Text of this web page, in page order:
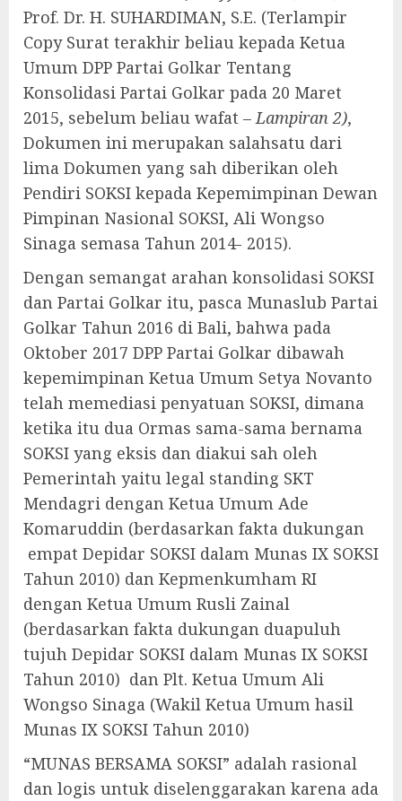
Prof. Dr. H. SUHARDIMAN, S.E. (Terlampir
Copy Surat terakhir beliau kepada Ketua
Umum DPP Partai Golkar Tentang
Konsolidasi Partai Golkar pada 20 Maret
2015, sebelum beliau wafat –Lampiran 2),
Dokumen ini merupakan salahsatu dari
lima Dokumen yang sah diberikan oleh
Pendiri SOKSI kepada Kepemimpinan Dewan
Pimpinan Nasional SOKSI, Ali Wongso
Sinaga semasa Tahun 2014- 2015).
Dengan semangat arahan konsolidasi SOKSI
dan Partai Golkar itu, pasca Munaslub Partai
Golkar Tahun 2016 di Bali, bahwa pada
Oktober 2017 DPP Partai Golkar dibawah
kepemimpinan Ketua Umum Setya Novanto
telah memediasi penyatuan SOKSI, dimana
ketika itu dua Ormas sama-sama bernama
SOKSI yang eksis dan diakui sah oleh
Pemerintah yaitu legal standing SKT
Mendagri dengan Ketua Umum Ade
Komaruddin (berdasarkan fakta dukungan
empat Depidar SOKSI dalam Munas IX SOKSI
Tahun 2010) dan Kepmenkumham RI
dengan Ketua Umum Rusli Zainal
(berdasarkan fakta dukungan duapuluh
tujuh Depidar SOKSI dalam Munas IX SOKSI
Tahun 2010) dan Plt. Ketua Umum Ali
Wongso Sinaga (Wakil Ketua Umum hasil
Munas IX SOKSI Tahun 2010)
“MUNAS BERSAMA SOKSI” adalah rasional
dan logis untuk diselenggarakan karena ada